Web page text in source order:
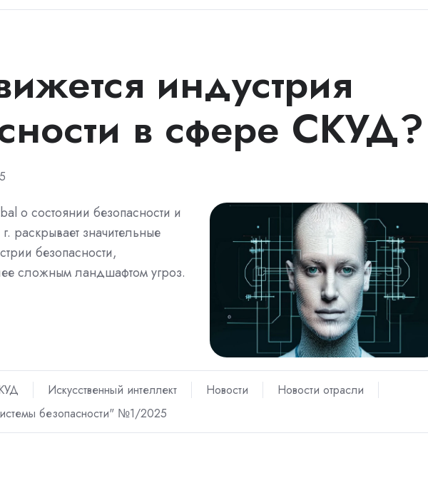
индустрия
в сфере СКУД?
о состоянии безопасности и
раскрывает значительные
безопасности,
сложным ландшафтом угроз.
Искусственный интеллект Новости
Новости отрасли
безопасности" №1/2025